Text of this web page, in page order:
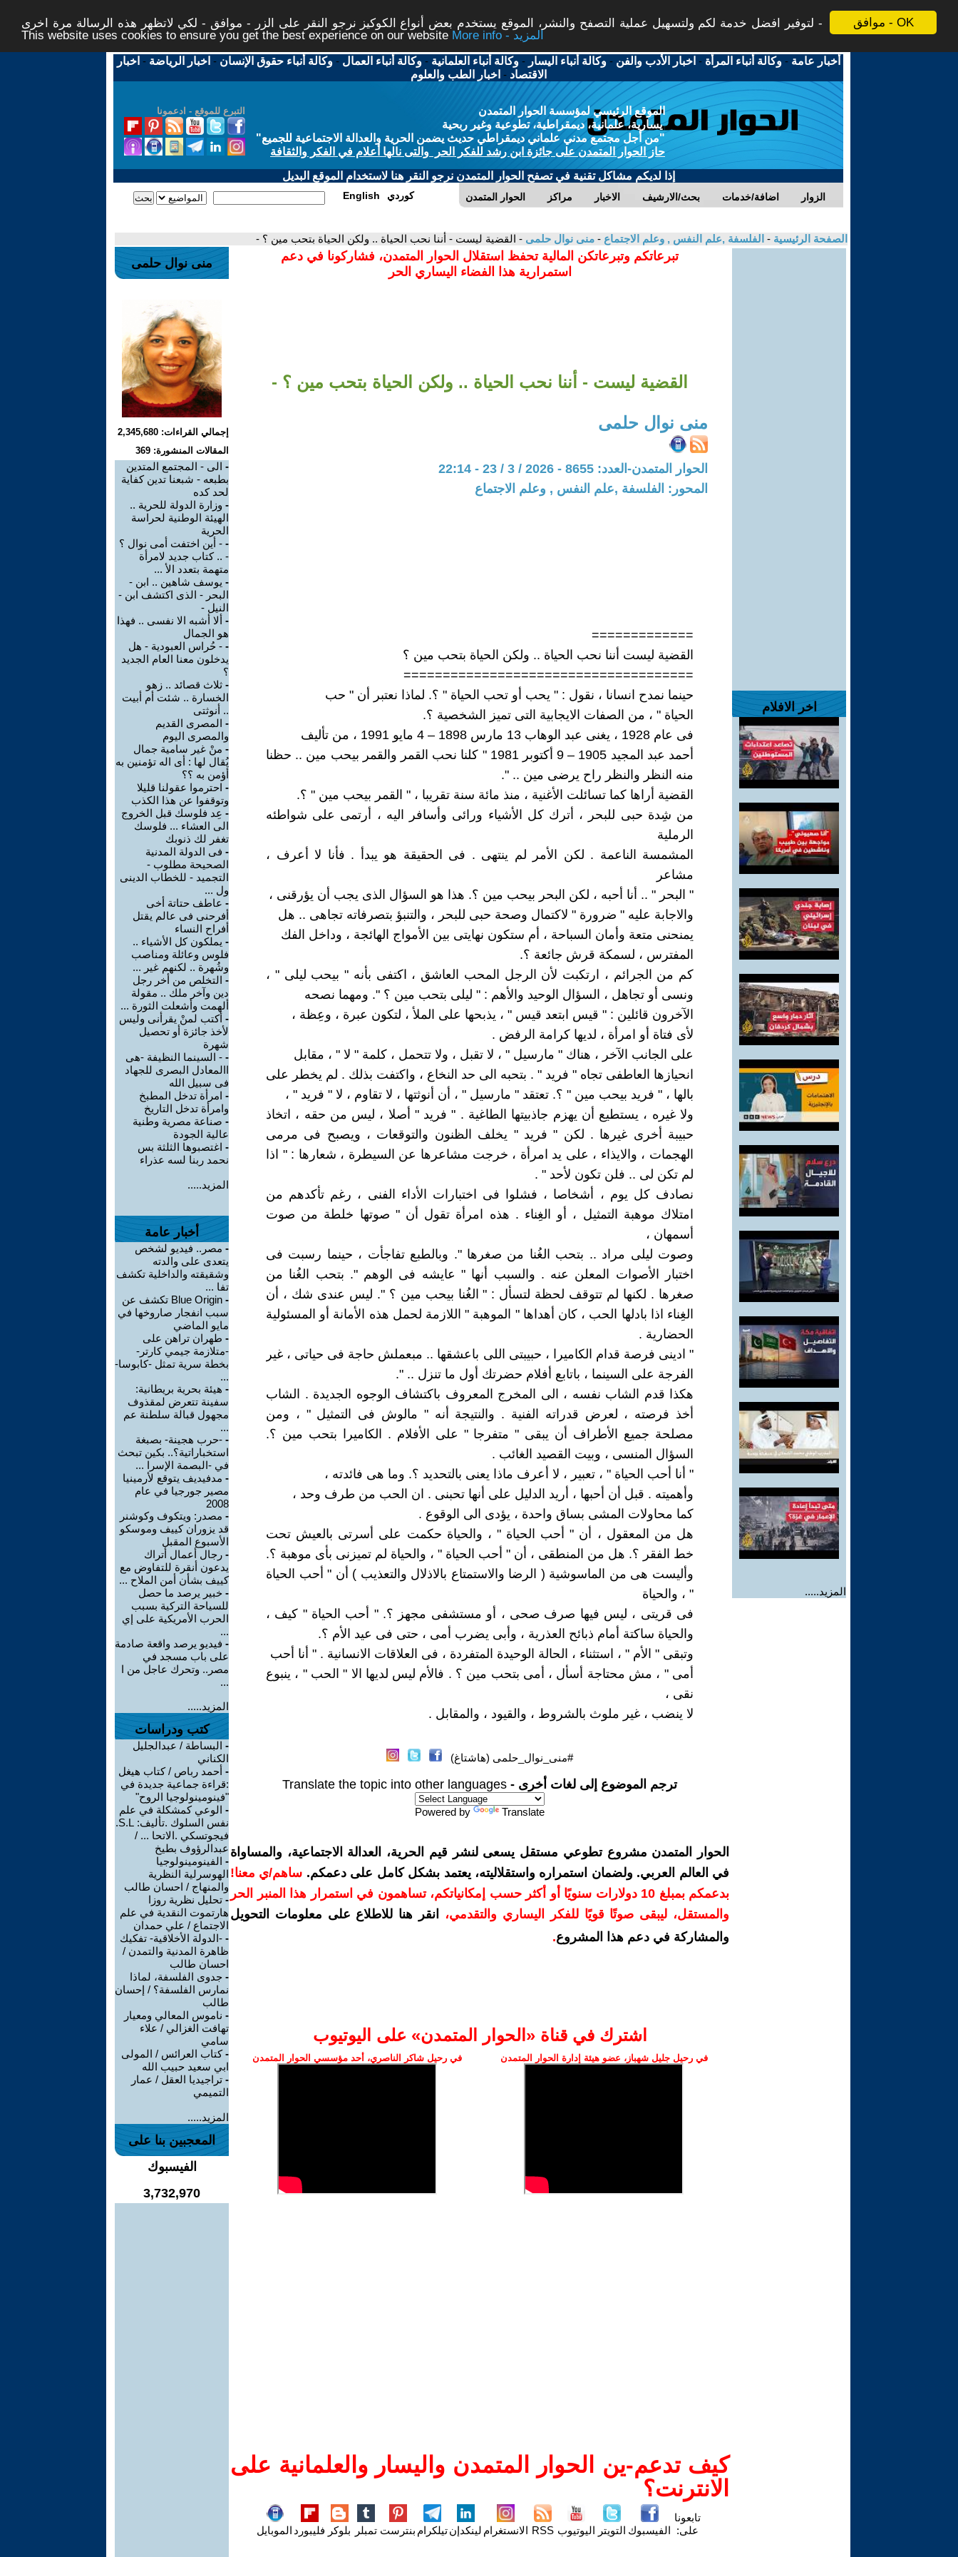
موافق - OK
لتوفير افضل خدمة لكم ولتسهيل عملية التصفح والنشر، الموقع يستخدم بعض أنواع الكوكيز نرجو النقر على الزر - موافق - لكي لاتظهر هذه الرسالة مرة اخرى -
This website uses cookies to ensure you get the best experience on our website
More info - المزيد
أخبار عامة -وكالة أنباء المرأة - اخبار الأدب والفن -وكالة أنباء اليسار -وكالة أنباء العلمانية -وكالة أنباء العمال -وكالة أنباء حقوق الإنسان - اخبار الرياضة - اخبار
الاقتصاد - اخبار الطب والعلوم
التبرع للموقع - ادعمونا
الموقع الرئيسي لمؤسسة الحوار المتمدن
يسارية، علمانية، ديمقراطية، تطوعية وغير ربحية
"من أجل مجتمع مدني علماني ديمقراطي حديث يضمن الحرية والعدالة الاجتماعية للجميع"
حاز الحوار المتمدن على جائزة ابن رشد للفكر الحر والتى نالها أعلام في الفكر والثقافة
إذا لديكم مشاكل تقنية في تصفح الحوار المتمدن نرجو النقر هنا لاستخدام الموقع البديل
الحوار المتمدن مراكز الاخبار بحث/الارشيف اضافة/خدمات الزوار English كوردي
الصفحة الرئيسية - الفلسفة ,علم النفس , وعلم الاجتماع - منى نوال حلمى - القضية ليست - أننا نحب الحياة .. ولكن الحياة بتحب مين ؟ -
اخر الافلام
المزيد.....
تبرعاتكم وتبرعاتكن المالية تحفظ استقلال الحوار المتمدن، فشاركونا في دعم
استمرارية هذا الفضاء اليساري الحر
القضية ليست - أننا نحب الحياة .. ولكن الحياة بتحب مين ؟ -
منى نوال حلمى
الحوار المتمدن-العدد: 8655 - 2026 / 3 / 23 - 22:14
المحور: الفلسفة ,علم النفس , وعلم الاجتماع
=============
القضية ليست أننا نحب الحياة .. ولكن الحياة بتحب مين ؟
=====================================
حينما نمدح انسانا ، نقول : " يحب أو تحب الحياة " ؟. لماذا نعتبر أن " حب
الحياة " ، من الصفات الايجابية التى تميز الشخصية ؟.
فى عام 1928 ، يغنى عبد الوهاب 13 مارس 1898 – 4 مايو 1991 ، من تأليف
أحمد عبد المجيد 1905 – 9 أكتوبر 1981 " كلنا نحب القمر والقمر بيحب مين .. حظنا
منه النظر والنظر راح يرضى مين .. ".
القضية أراها كما تسائلت الأغنية ، منذ مائة سنة تقريبا ، " القمر بيحب مين " ؟.
من شِدة حبى للبحر ، أترك كل الأشياء ورائى وأسافر اليه ، أرتمى على شواطئه
الرملية
المشمسة الناعمة . لكن الأمر لم ينتهى . فى الحقيقة هو يبدأ . فأنا لا أعرف ،
مشاعر
" البحر " .. أنا أحبه ، لكن البحر بيحب مين ؟. هذا هو السؤال الذى يجب أن يؤرقنى ،
والاجابة عليه " ضرورة " لاكتمال وصحة حبى للبحر ، والتنبؤ بتصرفاته تجاهى .. هل
يمنحنى متعة وأمان السباحة ، أم ستكون نهايتى بين الأمواج الهائجة ، وداخل الفك
المفترس ، لسمكة قرش جائعة ؟.
كم من الجرائم ، ارتكبت لأن الرجل المحب العاشق ، اكتفى بأنه " بيحب ليلى " ،
ونسى أو تجاهل ، السؤال الوحيد والأهم : " ليلى بتحب مين ؟ ". ومهما نصحه
الآخرون قائلين : " قيس ابتعد قيس " ، يذبحها على الملأ ، لتكون عبرة ، وعِظة ،
لأى فتاة أو امرأة ، لديها كرامة الرفض .
على الجانب الآخر ، هناك " مارسيل " ، لا تقبل ، ولا تتحمل ، كلمة " لا " ، مقابل
انحيازها العاطفى تجاه " فريد " . بتحبه الى حد النخاع ، واكتفت بذلك . لم يخطر على
بالها ، " فريد بيحب مين " ؟. تعتقد " مارسيل " ، أن أنوثتها ، لا تقاوم ، لا " فريد " ،
ولا غيره ، يستطيع أن يهزم جاذبيتها الطاغية . " فريد " أصلا ، ليس من حقه ، اتخاذ
حبيبة أخرى غيرها . لكن " فريد " يخلف الظنون والتوقعات ، ويصبح فى مرمى
الهجمات ، والايذاء ، على يد امرأة ، خرجت مشاعرها عن السيطرة ، شعارها : " اذا
لم تكن لى .. فلن تكون لأحد " .
نصادف كل يوم ، أشخاصا ، فشلوا فى اختبارات الأداء الفنى ، رغم تأكدهم من
امتلاك موهبة التمثيل ، أو الغِناء . هذه امرأة تقول أن " صوتها خلطة من صوت
أسمهان ،
وصوت ليلى مراد .. بتحب الغُنا من صغرها ". وبالطبع تفاجأت ، حينما رسبت فى
اختبار الأصوات المعلن عنه . والسبب أنها " عايشه فى الوهم ". بتحب الغُنا من
صغرها . لكنها لم تتوقف لحظة لتسأل : " الغُنا بيحب مين ؟ ". ليس عندى شك ، أن
الغِناء اذا بادلها الحب ، كان أهداها " الموهبة " اللازمة لحمل هذه الأمانة أو المسئولية
الحضارية .
" ادينى فرصة قدام الكاميرا ، حبيبتى اللى باعشقها .. مبعملش حاجة فى حياتى ، غير
الفرجة على السينما ، باتابع أفلام حضرتك أول ما تنزل .. ".
هكذا قدم الشاب نفسه ، الى المخرج المعروف باكتشاف الوجوه الجديدة . الشاب
أخذ فرصته ، لعرض قدراته الفنية . والنتيجة أنه " مالوش فى التمثيل " ، ومن
مصلحة جميع الأطراف أن يبقى " متفرجا " على الأفلام . الكاميرا بتحب مين ؟.
السؤال المنسى ، وبيت القصيد الغائب .
" أنا أحب الحياة " ، تعبير ، لا أعرف ماذا يعنى بالتحديد ؟. وما هى فائدته ،
وأهميته . قبل أن أحبها ، أريد الدليل على أنها تحبنى . ان الحب من طرف وحد ،
كما محاولات المشى بساق واحدة ، يؤدى الى الوقوع .
هل من المعقول ، أن " أحب الحياة " ، والحياة حكمت على أسرتى بالعيش تحت
خط الفقر ؟. هل من المنطقى ، أن " أحب الحياة " ، والحياة لم تميزنى بأى موهبة ؟.
وأليست هى من الماسوشية ( الرضا والاستمتاع بالاذلال والتعذيب ) أن " أحب الحياة
" ، والحياة
فى قريتى ، ليس فيها صرف صحى ، أو مستشفى مجهز ؟. " أحب الحياة " كيف ،
والحياة ساكتة أمام ذبائح العذرية ، وأبى يضرب أمى ، حتى فى عيد الأم ؟.
وتبقى " الأم " ، استثناء ، الحالة الوحيدة المتفردة ، فى العلاقات الانسانية . " أنا أحب
أمى " ، مش محتاجة أسأل ، أمى بتحب مين ؟ . فالأم ليس لديها الا " الحب " ، ينبوع
نقى ،
لا ينضب ، غير ملوث بالشروط ، والقيود ، والمقابل .
#منى_نوال_حلمى (هاشتاغ)
ترجم الموضوع إلى لغات أخرى - Translate the topic into other languages
Powered by Translate
الحوار المتمدن مشروع تطوعي مستقل يسعى لنشر قيم الحرية، العدالة الاجتماعية، والمساواة
في العالم العربي. ولضمان استمراره واستقلاليته، يعتمد بشكل كامل على دعمكم. ساهم/ي معنا!
بدعمكم بمبلغ 10 دولارات سنويًا أو أكثر حسب إمكانياتكم، تساهمون في استمرار هذا المنبر الحر
والمستقل، ليبقى صوتًا قويًا للفكر اليساري والتقدمي،
انقر هنا للاطلاع على معلومات التحويل
والمشاركة في دعم هذا المشروع.
اشترك في قناة ‫«الحوار المتمدن» على اليوتيوب
في رحيل جليل شهباز، عضو هيئة إدارة الحوار المتمدن في رحيل شاكر الناصري، أحد مؤسسي الحوار المتمدن
كيف تدعم-ين الحوار المتمدن واليسار والعلمانية على
الانترنت؟
تابعونا
على: الفيسبوك التويتر اليوتيوب RSS الانستغرام لينكدإنتيلكرام بنترست تمبلر بلوكر فليبورد الموبايل
منى نوال حلمى
إجمالي القراءات: 2,345,680
المقالات المنشورة: 369
- الى - المجتمع المتدين
بطبعه - شبعنا تدين كفاية
لحد كده
- وزارة الدولة للحرية ..
الهيئة الوطنية لحراسة
الحرية
- - أين اختفت أمى نوال ؟
- .. كتاب جديد لامرأة
متهمة بتعدد الأ ...
- يوسف شاهين .. ابن -
البحر - الذى اكتشف ابن -
النيل -
- ألا أشبه الا نفسى .. فهذا
هو الجمال
- - حُراس العبودية - هل
يدخلون معنا العام الجديد
؟
- ثلاث قصائد .. زهو
الخسارة .. شئت أم أبيت
.. أنوثتى
- المصرى القديم
والمصرى اليوم
- منْ غير سامية جمال
يُقال لها : أى اله تؤمنين به
أؤمن به ؟؟
- احترموا عقولنا قليلا
وتوقفوا عن هذا الكذب
- عِد فلوسك قبل الخروج
الى العشاء ... فلوسك
تغفر لك ذنوبك
- فى الدولة المدنية
الصحيحة مطلوب -
التجميد - للخطاب الدينى
ول ...
- عاطف حتاتة أخى
أفرحنى فى عالم يقتل
أفراح النساء
- يملكون كل الأشياء ..
فلوس وعائلة ومناصب
وشُهرة .. لكنهم غير ...
- التخلص من أخر رجل
دين وآخر ملك .. مقولة
ألهمت وأشعلت الثورة ...
- أكتب لمنْ يقرأنى وليس
لأخذ جائزة أو تحصيل
شهرة
- - السينما النظيفة -هى
االمعادل البصرى للجهاد
فى سبيل الله
- امرأة تدخل المطبخ
وامرأة تدخل التاريخ
- صناعة مصرية وطنية
عالية الجودة
- اغتصبوها الثلثة بس
نحمد ربنا لسه عذراء
المزيد.....
أخبار عامة
- مصر.. فيديو لشخص
يتعدى على والدته
وشقيقته والداخلية تكشف
تفا ...
-
Blue Origin تكشف عن
سبب انفجار صاروخها في
مايو الماضي
- طهران تراهن على
-متلازمة جيمي كارتر-
بخطة سرية تمثل -كابوسا-
...
- هيئة بحرية بريطانية:
سفينة تتعرض لمقذوف
مجهول قبالة سلطنة عم
...
- -حرب هجينة- بصبغة
استخباراتية؟.. بكين تبحث
في -البصمة الإسرا ...
- مدفيديف يتوقع لأرمينيا
مصير جورجيا في عام
2008
- مصدر: ويتكوف وكوشنر
قد يزوران كييف وموسكو
الأسبوع المقبل
- رجال أعمال أتراك
يدعون أنقرة للتفاوض مع
كييف بشأن أمن الملاح ...
- خبير يرصد ما حصل
للسياحة التركية بسبب
الحرب الأمريكية على إي
...
- فيديو يرصد واقعة صادمة
على باب مسجد في
مصر.. وتحرك عاجل من ا
...
المزيد.....
كتب ودراسات
- البساطة / عبدالجليل
الكناني
- أحمد رباص / كتاب هيغل
:قراءة جماعية جديدة في
"فينومينولوجيا الروح"
- الوعي كمشكلة في علم
نفس السلوك .تأليف: S.L.
فيجوتسكي .الاتحا ... /
عبدالرؤوف بطيخ
- الفينومينولوجيا
الهوسرلية النظرية
والمنهاج / احسان طالب
- تحليل نظرية روزا
هارتموت النقدية في علم
الاجتماع / علي حمدان
- -الدولة الأخلاقية- تفكيك
ظاهرة المدنية والتمدن /
احسان طالب
- جدوى الفلسفة، لماذا
نمارس الفلسفة؟ / إحسان
طالب
- ناموس المعالي ومعيار
تهافت الغزالي / علاء
سامي
-كتاب العرائس / المولى
ابي سعيد حبيب الله
- تراجيديا العقل / عمار
التميمي
المزيد.....
المعجبين بنا على
الفيسبوك
3,732,970